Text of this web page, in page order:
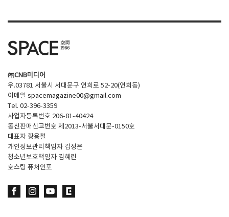
기사문의
Contact
㈜CNB미디어
우.03781 서울시 서대문구 연희로 52-20(연희동)
이메일 spacemagazine00@gmail.com
Tel. 02-396-3359
사업자등록번호 206-81-40424
통신판매신고번호 제2013-서울서대문-0150호
대표자 황용철
개인정보관리책임자 김정은
청소년보호책임자 김혜린
호스팅 퓨처인포